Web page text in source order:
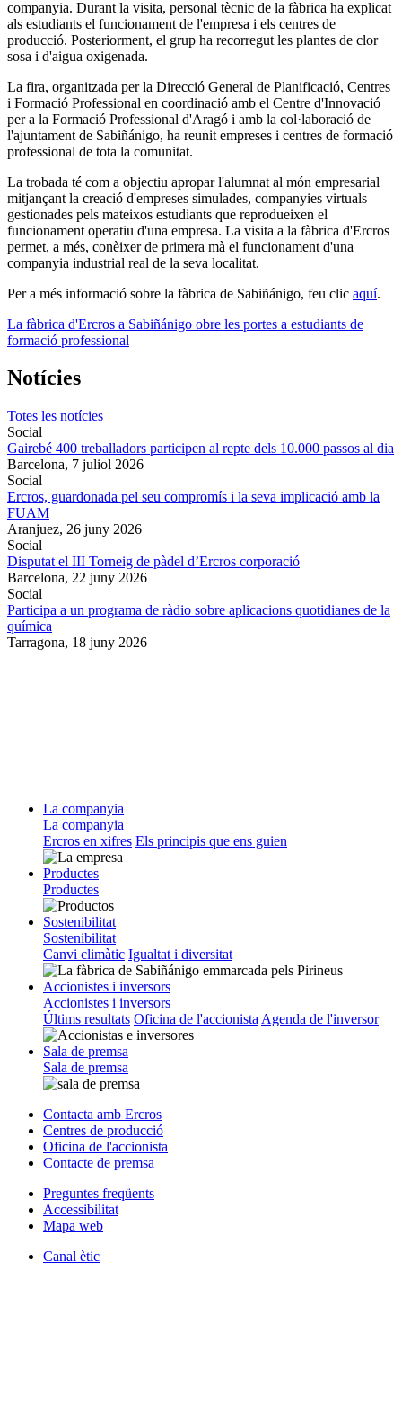
companyia. Durant la visita, personal tècnic de la fàbrica ha explicat
als estudiants el funcionament de l'empresa i els centres de
producció. Posteriorment, el grup ha recorregut les plantes de clor
sosa i d'aigua oxigenada.
La fira, organitzada per la Direcció General de Planificació, Centres
i Formació Professional en coordinació amb el Centre d'Innovació
per a la Formació Professional d'Aragó i amb la col·laboració de
l'ajuntament de Sabiñánigo, ha reunit empreses i centres de formació
professional de tota la comunitat.
La trobada té com a objectiu apropar l'alumnat al món empresarial
mitjançant la creació d'empreses simulades, companyies virtuals
gestionades pels mateixos estudiants que reprodueixen el
funcionament operatiu d'una empresa. La visita a la fàbrica d'Ercros
permet, a més, conèixer de primera mà el funcionament d'una
companyia industrial real de la seva localitat.
Per a més informació sobre la fàbrica de Sabiñánigo, feu clic aquí.
La fàbrica d'Ercros a Sabiñánigo obre les portes a estudiants de
formació professional
Notícies
Totes les notícies
Social
Gairebé 400 treballadors participen al repte dels 10.000 passos al dia
Barcelona, 7 juliol 2026
Social
Ercros, guardonada pel seu compromís i la seva implicació amb la
FUAM
Aranjuez, 26 juny 2026
Social
Disputat el III Torneig de pàdel d’Ercros corporació
Barcelona, 22 juny 2026
Social
Participa a un programa de ràdio sobre aplicacions quotidianes de la
química
Tarragona, 18 juny 2026
La companyia
La companyia
Ercros en xifres Els principis que ens guien
Productes
Productes
Sostenibilitat
Sostenibilitat
Canvi climàtic Igualtat i diversitat
Accionistes i inversors
Accionistes i inversors
Últims resultats Oficina de l'accionista Agenda de l'inversor
Sala de premsa
Sala de premsa
Contacta amb Ercros
Centres de producció
Oficina de l'accionista
Contacte de premsa
Preguntes freqüents
Accessibilitat
Mapa web
Canal ètic